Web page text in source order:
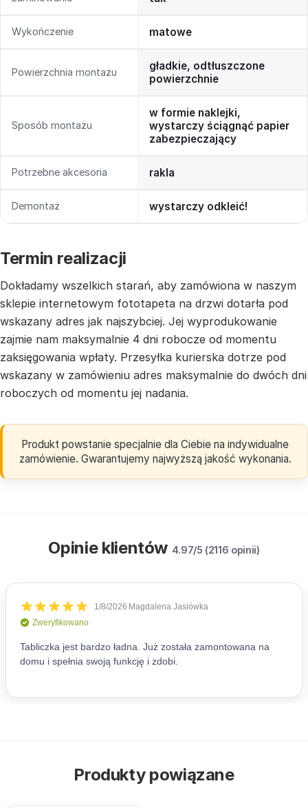
Wykończenie matowe
Powierzchnia montażu
gładkie, odtłuszczone
powierzchnie
Sposób montażu
w formie naklejki,
wystarczy ściągnąć papier
zabezpieczający
Potrzebne akcesoria rakla
Demontaż wystarczy odkleić!
Termin realizacji
Dokładamy wszelkich starań, aby zamówiona w naszym
sklepie internetowym fototapeta na drzwi dotarła pod
wskazany adres jak najszybciej. Jej wyprodukowanie
zajmie nam maksymalnie 4 dni robocze od momentu
zaksięgowania wpłaty. Przesyłka kurierska dotrze pod
wskazany w zamówieniu adres maksymalnie do dwóch dni
roboczych od momentu jej nadania.
Produkt powstanie specjalnie dla Ciebie na indywidualne
zamówienie. Gwarantujemy najwyższą jakość wykonania.
Opinie klientów 4.97/5 (2116 opinii)
Produkty powiązane